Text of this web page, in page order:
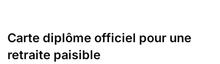
Carte diplôme officiel pour une
retraite paisible